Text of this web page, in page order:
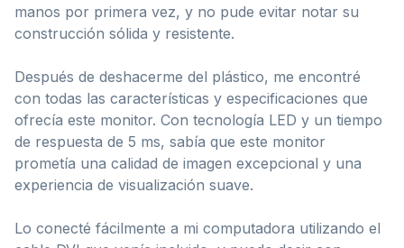
manos por primera vez, y no pude evitar notar su
construcción sólida y resistente.
Después de deshacerme del plástico, me encontré
con todas las características y especificaciones que
ofrecía este monitor. Con tecnología LED y un tiempo
de respuesta de 5 ms, sabía que este monitor
prometía una calidad de imagen excepcional y una
experiencia de visualización suave.
Lo conecté fácilmente a mi computadora utilizando el